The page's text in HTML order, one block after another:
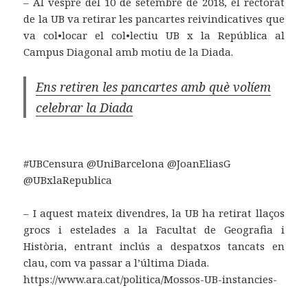
de la UB va retirar les pancartes reivindicatives que
va col•locar el col•lectiu UB x la República al
Campus Diagonal amb motiu de la Diada.
Ens retiren les pancartes amb què volíem
celebrar la Diada
#UBCensura @UniBarcelona @JoanEliasG
@UBxlaRepublica
‒ I aquest mateix divendres, la UB ha retirat llaços
grocs i estelades a la Facultat de Geografia i
Història, entrant inclús a despatxos tancats en
clau, com va passar a l’última Diada.
https://www.ara.cat/politica/Mossos-UB-instancies-